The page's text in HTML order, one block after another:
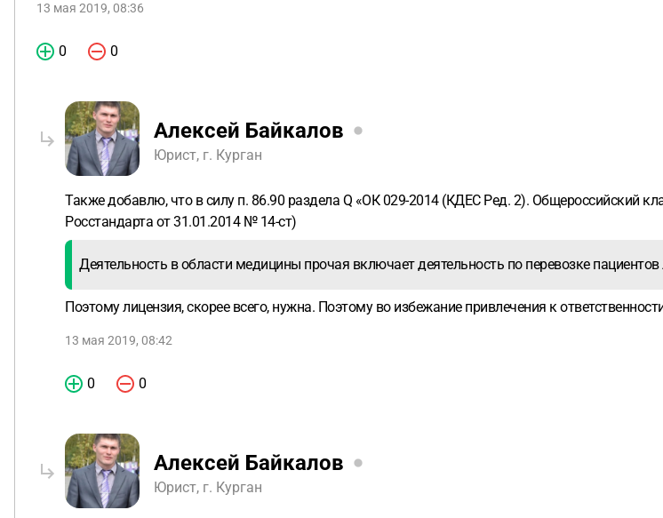
13 мая 2019, 08:36
0 0
Алексей Байкалов
Юрист, г. Курган
Также добавлю, что в силу п. 86.90 раздела Q «ОК 029-2014 (КДЕС Ред. 2). Общероссийский
Росстандарта от 31.01.2014 № 14-ст)
Деятельность в области медицины прочая включает деятельность по перевозке
Поэтому лицензия, скорее всего, нужна. Поэтому во избежание привлечения к
13 мая 2019, 08:42
0 0
Алексей Байкалов
Юрист, г. Курган